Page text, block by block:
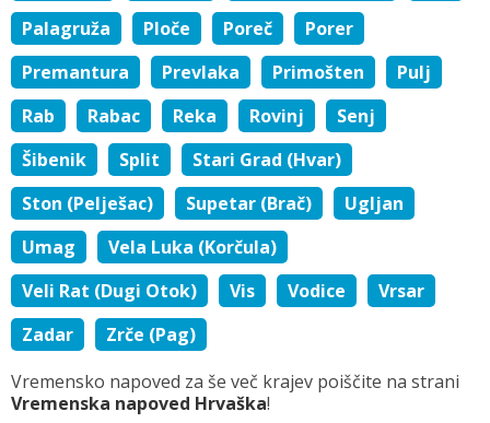
Palagruža
Ploče Poreč
Porer
Premantura
Prevlaka Primošten
Pulj
Rab
Rabac Reka Rovinj
Senj
Šibenik
Split
Stari Grad (Hvar)
Ston (Pelješac)
Supetar (Brač)
Ugljan
Umag
Vela Luka (Korčula)
Veli Rat (Dugi Otok)
Vis Vodice
Vrsar
Zadar
Zrče (Pag)
Vremensko napoved za še več krajev poiščite na strani
Vremenska napoved Hrvaška!